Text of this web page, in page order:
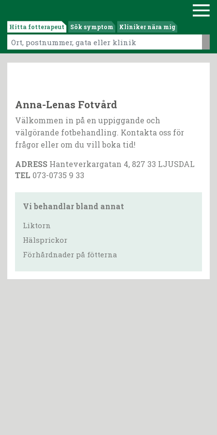
Hitta fotterapeut Sök symptom Kliniker nära mig
Anna-Lenas Fotvård
Välkommen in på en uppiggande och
välgörande fotbehandling. Kontakta oss för
frågor eller om du vill boka tid!
ADRESS Hanteverkargatan 4, 827 33 LJUSDAL
TEL 073-0735 9 33
Vi behandlar bland annat
Liktorn
Hälsprickor
Förhårdnader på fötterna